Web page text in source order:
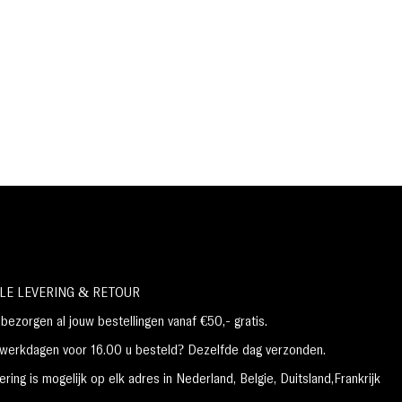
LEVERING & RETOUR
al jouw bestellingen vanaf €50,- gratis.
voor 16.00 u besteld? Dezelfde dag verzonden.
is mogelijk op elk adres in Nederland, België, Duitsland,Frankrijk